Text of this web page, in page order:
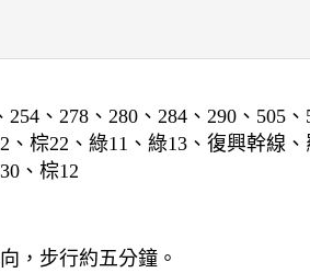
、278、280、284、290、505、
、棕22、綠11、綠13、復興幹線
、棕12
，步行約五分鐘。